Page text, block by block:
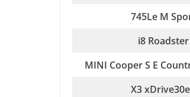
745Le M
i8 Roadster
MINI Cooper S E
X3